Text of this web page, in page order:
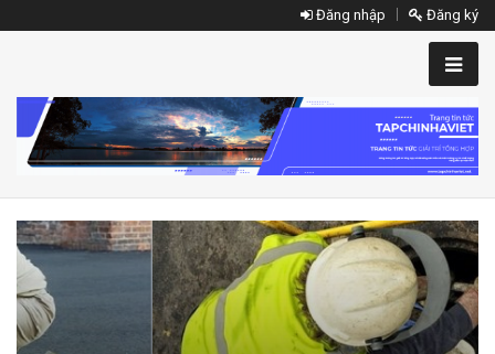
Đăng nhập Đăng ký